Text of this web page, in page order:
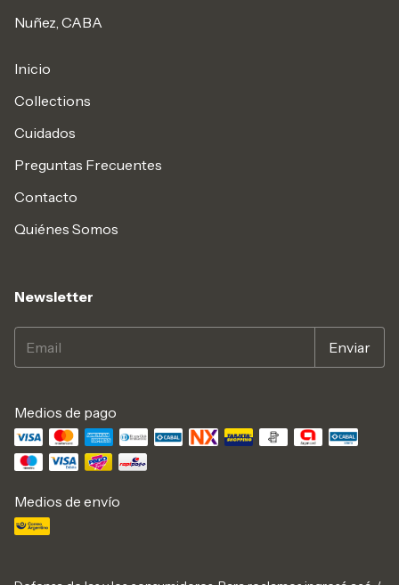
Nuñez, CABA
Inicio
Collections
Cuidados
Preguntas Frecuentes
Contacto
Quiénes Somos
Newsletter
Medios de pago
Medios de envío